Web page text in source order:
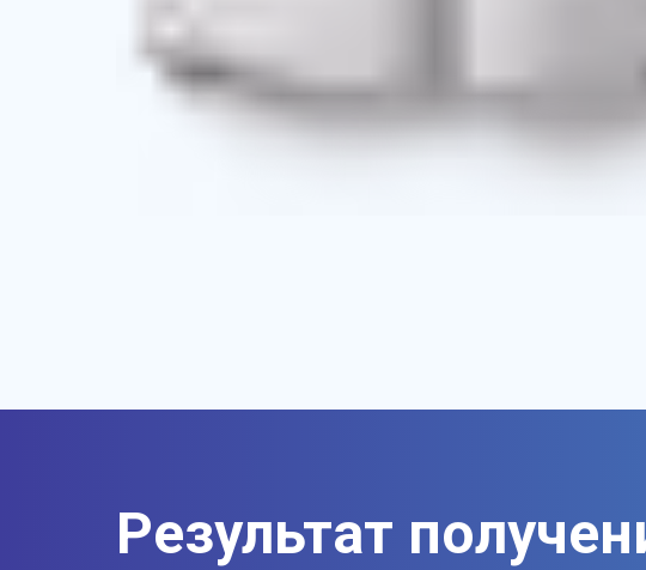
Результат